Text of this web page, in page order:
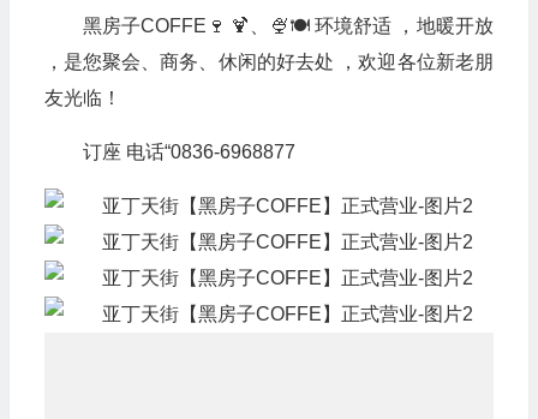
黑房子COFFE🍷 🍹、🍨🍽 环境舒适 ，地暖开放
，是您聚会、商务、休闲的好去处 ，欢迎各位新老朋
友光临！
订座 电话“0836-6968877